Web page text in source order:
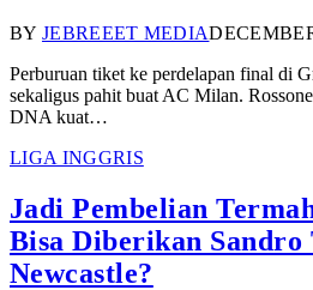
BY JEBREEET MEDIA
Perburuan tiket ke perdelapan final di
sekaligus pahit buat AC Milan.
DNA kuat…
LIGA INGGRIS
Jadi Pembelian
Bisa Diberikan
Newcastle?